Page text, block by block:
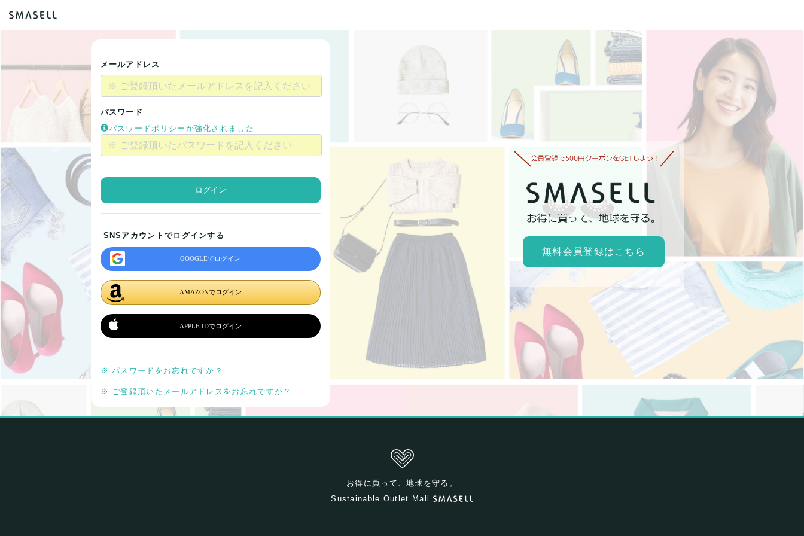
メールアドレス
パスワード
パスワードポリシーが強化されました
ログイン
SNSアカウントでログインする
GOOGLEでログイン
AMAZONでログイン
APPLE IDでログイン
※ パスワードをお忘れですか？
※ ご登録頂いたメールアドレスをお忘れですか？
無料会員登録はこちら
お得に買って、地球を守る。
Sustainable Outlet Mall